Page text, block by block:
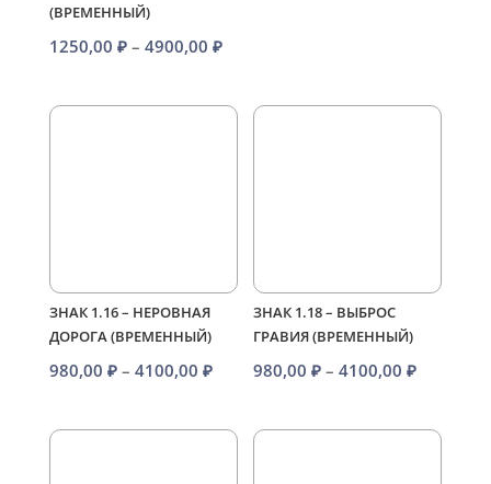
(ВРЕМЕННЫЙ)
1250,00 ₽ – 4900,00 ₽Диапазон
1250,00 ₽
ЗНАК 1.16 – НЕРОВНАЯ
ДОРОГА (ВРЕМЕННЫЙ)
980,00 ₽ – 4100,00 ₽Диапазон
980,00 ₽
ЗНАК 1.18 – ВЫБРОС
ГРАВИЯ (ВРЕМЕННЫЙ)
980,00₽ – 4100,00₽
980,00 ₽